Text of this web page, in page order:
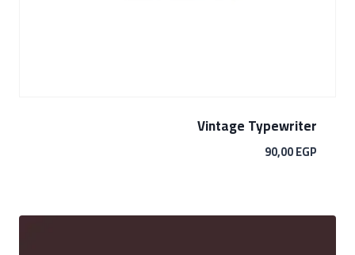
Vintage Typewriter
90,00EGP